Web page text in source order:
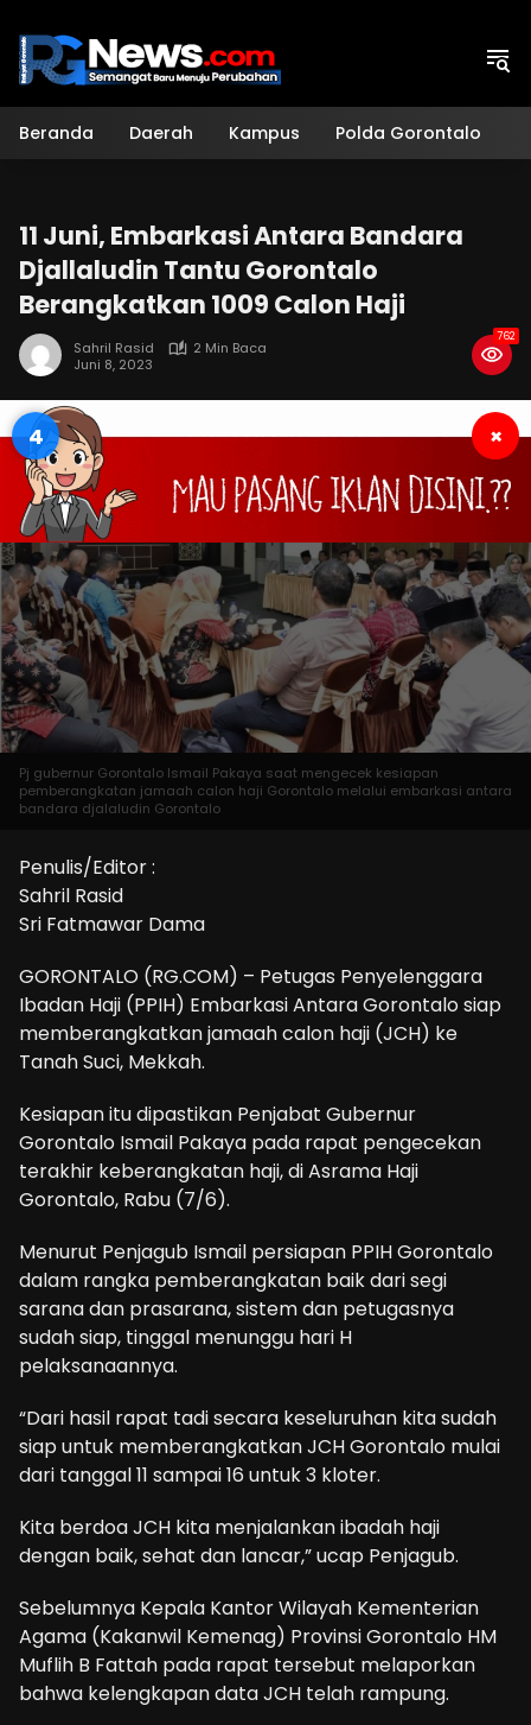
konten
Beranda Daerah Kampus Polda Gorontalo
11 Juni, Embarkasi Antara Bandara
Djallaludin Tantu Gorontalo
Berangkatkan 1009 Calon Haji
Sahril Rasid
2 Min Baca
Juni 8, 2023
762
3 ×
Pj gubernur Gorontalo Ismail Pakaya saat mengecek kesiapan
pemberangkatan jamaah calon haji Gorontalo melalui embarkasi antara
bandara djalaludin Gorontalo
Penulis/Editor :
Sahril Rasid
Sri Fatmawar Dama
GORONTALO (RG.COM) – Petugas Penyelenggara
Ibadan Haji (PPIH) Embarkasi Antara Gorontalo siap
memberangkatkan jamaah calon haji (JCH) ke
Tanah Suci, Mekkah.
Kesiapan itu dipastikan Penjabat Gubernur
Gorontalo Ismail Pakaya pada rapat pengecekan
terakhir keberangkatan haji, di Asrama Haji
Gorontalo, Rabu (7/6).
Menurut Penjagub Ismail persiapan PPIH Gorontalo
dalam rangka pemberangkatan baik dari segi
sarana dan prasarana, sistem dan petugasnya
sudah siap, tinggal menunggu hari H
pelaksanaannya.
“Dari hasil rapat tadi secara keseluruhan kita sudah
siap untuk memberangkatkan JCH Gorontalo mulai
dari tanggal 11 sampai 16 untuk 3 kloter.
Kita berdoa JCH kita menjalankan ibadah haji
dengan baik, sehat dan lancar,” ucap Penjagub.
Sebelumnya Kepala Kantor Wilayah Kementerian
Agama (Kakanwil Kemenag) Provinsi Gorontalo HM
Muflih B Fattah pada rapat tersebut melaporkan
bahwa kelengkapan data JCH telah rampung.